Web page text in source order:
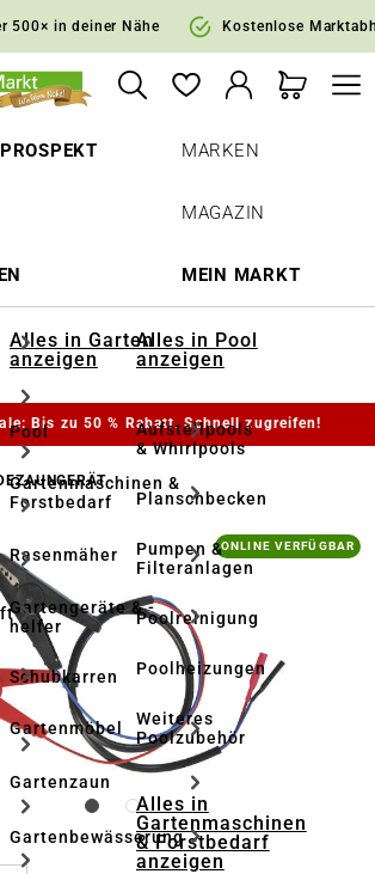
springen
500× in deiner Nähe Kostenlose
PROSPEKT MARKEN
MAGAZIN
MEIN MARKT
Alles in Garten
anzeigen
Pool
Gartenmaschinen &
Forstbedarf
Rasenmäher
Gartengeräte & -
helfer
Schubkarren
Gartenmöbel
Gartenzaun
Gartenbewässerung
Alles in Pool
anzeigen
Aufstellpools
& Whirlpools
Planschbecken
Pumpen &
Filteranlagen
Poolreinigung
Poolheizungen
Weiteres
Poolzubehör
Alles in
Gartenmaschinen
& Forstbedarf
anzeigen
Bis zu 50 % Rabatt. Schnell zugreifen!
ONLINE VERFÜGBAR